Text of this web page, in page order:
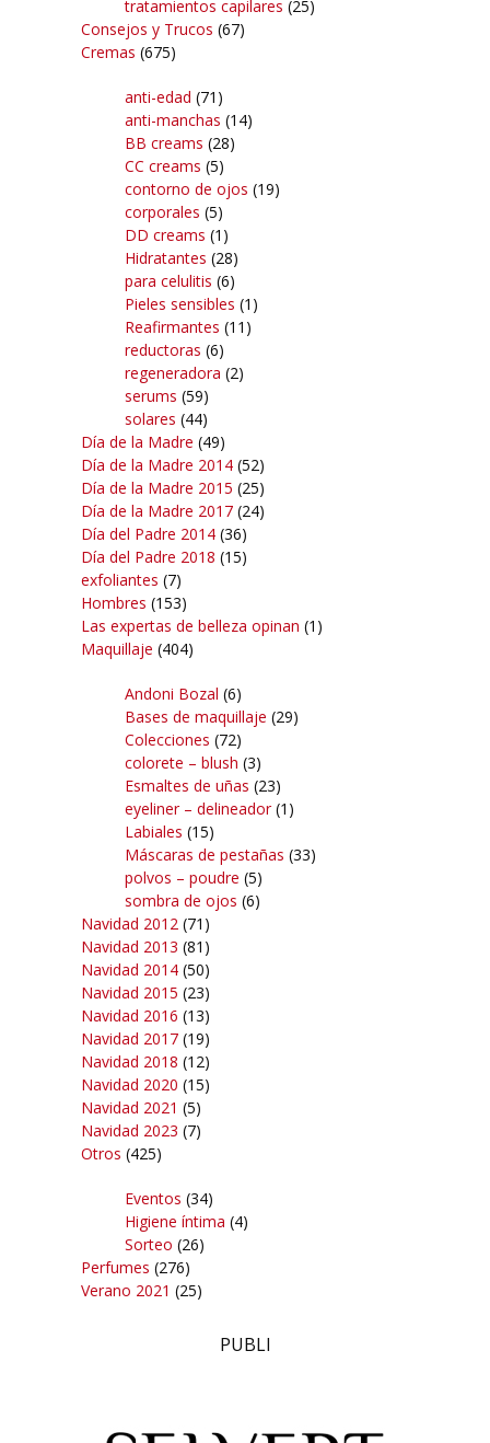
tratamientos capilares (25)
Consejos y Trucos (67)
Cremas (675)
anti-edad (71)
anti-manchas (14)
BB creams (28)
CC creams (5)
contorno de ojos (19)
corporales (5)
DD creams (1)
Hidratantes (28)
para celulitis (6)
Pieles sensibles (1)
Reafirmantes (11)
reductoras (6)
regeneradora (2)
serums (59)
solares (44)
Día de la Madre (49)
Día de la Madre 2014 (52)
Día de la Madre 2015 (25)
Día de la Madre 2017 (24)
Día del Padre 2014 (36)
Día del Padre 2018 (15)
exfoliantes (7)
Hombres (153)
Las expertas de belleza opinan (1)
Maquillaje (404)
Andoni Bozal (6)
Bases de maquillaje (29)
Colecciones (72)
colorete – blush (3)
Esmaltes de uñas (23)
eyeliner – delineador(1)
Labiales (15)
Máscaras de pestañas (33)
polvos – poudre (5)
sombra de ojos (6)
Navidad 2012 (71)
Navidad 2013 (81)
Navidad 2014 (50)
Navidad 2015 (23)
Navidad 2016 (13)
Navidad 2017 (19)
Navidad 2018 (12)
Navidad 2020 (15)
Navidad 2021 (5)
Navidad 2023 (7)
Otros (425)
Eventos (34)
Higiene íntima (4)
Sorteo (26)
Perfumes (276)
Verano 2021 (25)
PUBLI